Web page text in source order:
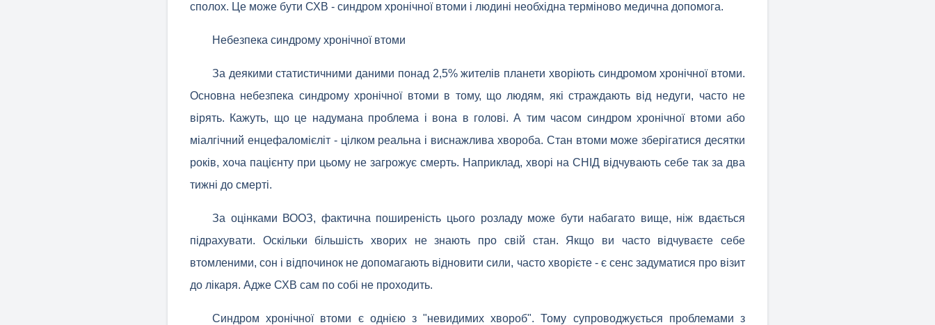
сполох. Це може бути СХВ - синдром хронічної втоми і людині необхідна терміново медична допомога.
Небезпека синдрому хронічної втоми
За деякими статистичними даними понад 2,5% жителів планети хворіють синдромом хронічної втоми.
Основна небезпека синдрому хронічної втоми в тому, що людям, які страждають від недуги, часто не
вірять. Кажуть, що це надумана проблема і вона в голові. А тим часом синдром хронічної втоми або
міалгічний енцефаломієліт - цілком реальна і виснажлива хвороба. Стан втоми може зберігатися десятки
років, хоча пацієнту при цьому не загрожує смерть. Наприклад, хворі на СНІД відчувають себе так за два
тижні до смерті.
За оцінками ВООЗ, фактична поширеність цього розладу може бути набагато вище, ніж вдається
підрахувати. Оскільки більшість хворих не знають про свій стан. Якщо ви часто відчуваєте себе
втомленими, сон і відпочинок не допомагають відновити сили, часто хворієте - є сенс задуматися про візит
до лікаря. Адже СХВ сам по собі не проходить.
Синдром хронічної втоми є однією з "невидимих ​​хвороб". Тому супроводжується проблемами з